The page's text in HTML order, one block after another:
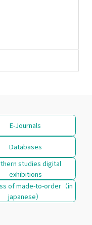
E-Journals
Databases
studies digital
exhibitions
of made-to-order（in
japanese）